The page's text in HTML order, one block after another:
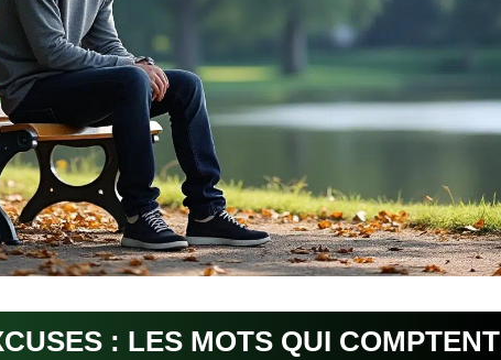
: LES MOTS QUI COMPTENT